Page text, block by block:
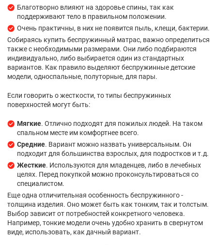
Благотворно влияют на здоровье спины, так как
поддерживают тело в правильном положении.
Очень практичны, в них не появится пыль, клещи, бактерии.
Собираясь купить беспружинный матрас, важно определиться
также с необходимыми размерами. Они либо подбираются
индивидуально, либо выбирается один из стандартных
вариантов. Как правило выделяют беспружинные детские
модели, односпальные, полуторные, для пары.
Если говорить о жесткости, то типы беспружинных
поверхностей могут быть:
Мягкие. Отлично подходят для пожилых людей. На таком
спальном месте им комфортнее всего.
Средние. Вариант можно назвать универсальным. Он
подходит для большинства взрослых, для подростков и т.д.
Жесткие. Используются для младенцев, либо в лечебных
целях. Перед покупкой можно проконсультироваться со
специалистом.
Еще одна отличительная особенность беспружинного -
толщина изделия. Оно может быть как тонким, так и толстым.
Выбор зависит от потребностей конкретного человека.
Например, тонкие модели очень удобно хранить в свернутом
виде, использовать, как дачный вариант.